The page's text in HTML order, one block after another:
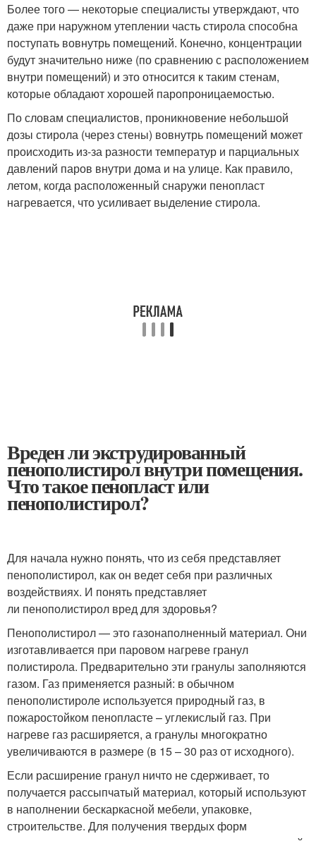
Более того — некоторые специалисты утверждают, что
даже при наружном утеплении часть стирола способна
поступать вовнутрь помещений. Конечно, концентрации
будут значительно ниже (по сравнению с расположением
внутри помещений) и это относится к таким стенам,
которые обладают хорошей паропроницаемостью.
По словам специалистов, проникновение небольшой
дозы стирола (через стены) вовнутрь помещений может
происходить из-за разности температур и парциальных
давлений паров внутри дома и на улице. Как правило,
летом, когда расположенный снаружи пенопласт
нагревается, что усиливает выделение стирола.
Вреден ли экструдированный
пенополистирол внутри помещения.
Что такое пенопласт или
пенополистирол?
Для начала нужно понять, что из себя представляет
пенополистирол, как он ведет себя при различных
воздействиях. И понять представляет
ли пенополистирол вред для здоровья?
Пенополистирол — это газонаполненный материал. Они
изготавливается при паровом нагреве гранул
полистирола. Предварительно эти гранулы заполняются
газом. Газ применяется разный: в обычном
пенополистироле используется природный газ, в
пожаростойком пенопласте – углекислый газ. При
нагреве газ расширяется, а гранулы многократно
увеличиваются в размере (в 15 – 30 раз от исходного).
Если расширение гранул ничто не сдерживает, то
получается рассыпчатый материал, который используют
в наполнении бескаркасной мебели, упаковке,
строительстве. Для получения твердых форм